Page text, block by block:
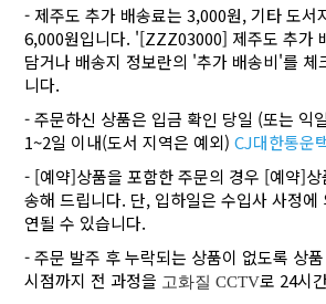
- 제주도 추가 배송료는 3,000원, 기타 도서
6,000원입니다. '[ZZZ03000] 제주도 추가
담거나 배송지 정보란의 '추가 배송비'를 체
니다.
- 주문하신 상품은 입금 확인 당일 (또는 익
1~2일 이내(도서 지역은 예외)CJ대한통운
- [예약]상품을 포함한 주문의 경우 [예약]
송해 드립니다. 단, 입하일은 수입사 사정에
연될 수 있습니다.
- 주문 발주 후 누락되는 상품이 없도록 상
시점까지 전 과정을 고화질 CCTV로 24시